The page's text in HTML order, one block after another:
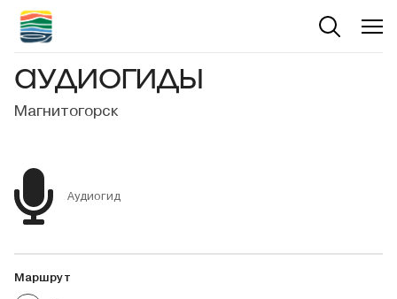
АУДИОГИДЫ
Магнитогорск
Аудиогид
Маршрут